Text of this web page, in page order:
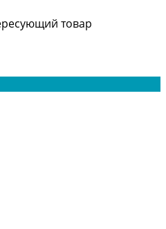
товар